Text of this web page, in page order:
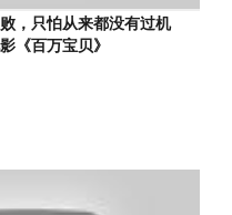
，只怕从来都没有过机
《百万宝贝》